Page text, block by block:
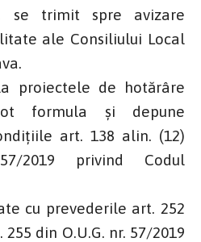
se trimit spre avizare
ale Consiliului Local
proiectele de hotărâre
formula şi depune
art. 138 alin. (12)
2019 privind Codul
cu prevederile art. 252
din O.U.G. nr. 57/2019